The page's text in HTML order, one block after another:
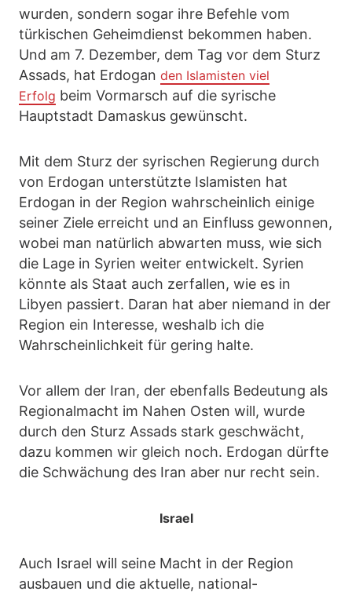
wurden, sondern sogar ihre Befehle vom
türkischen Geheimdienst bekommen haben.
Und am 7. Dezember, dem Tag vor dem Sturz
Assads, hat Erdogan den Islamisten viel
Erfolg beim Vormarsch auf die syrische
Hauptstadt Damaskus gewünscht.
Mit dem Sturz der syrischen Regierung durch
von Erdogan unterstützte Islamisten hat
Erdogan in der Region wahrscheinlich einige
seiner Ziele erreicht und an Einfluss gewonnen,
wobei man natürlich abwarten muss, wie sich
die Lage in Syrien weiter entwickelt. Syrien
könnte als Staat auch zerfallen, wie es in
Libyen passiert. Daran hat aber niemand in der
Region ein Interesse, weshalb ich die
Wahrscheinlichkeit für gering halte.
Vor allem der Iran, der ebenfalls Bedeutung als
Regionalmacht im Nahen Osten will, wurde
durch den Sturz Assads stark geschwächt,
dazu kommen wir gleich noch. Erdogan dürfte
die Schwächung des Iran aber nur recht sein.
Israel
Auch Israel will seine Macht in der Region
ausbauen und die aktuelle, national-